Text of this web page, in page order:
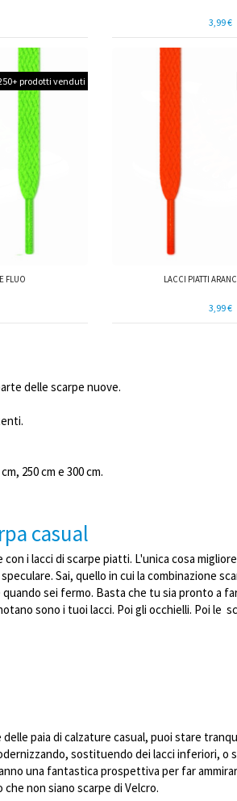
3,99 €
prodotti venduti
FLUO LACCI PIATTI
3,99 €
delle scarpe nuove.
250 cm e 300 cm.
casual
i lacci di scarpe piatti. L'unica cosa
Sai, quello in cui la combinazione
sei fermo. Basta che tu sia pronto a
sono i tuoi lacci. Poi gli occhielli. Poi le
paia di calzature casual, puoi stare
sostituendo dei lacci inferiori, o
una fantastica prospettiva per far
non siano scarpe di Velcro.